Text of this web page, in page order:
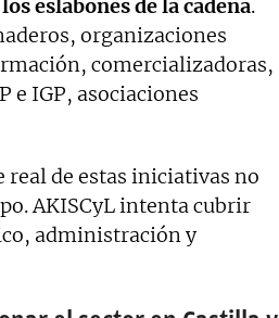
eslabones de la cadena.
organizaciones
comercializadoras,
e IGP, asociaciones
de estas iniciativas no
AKISCyL intenta cubrir
administración y